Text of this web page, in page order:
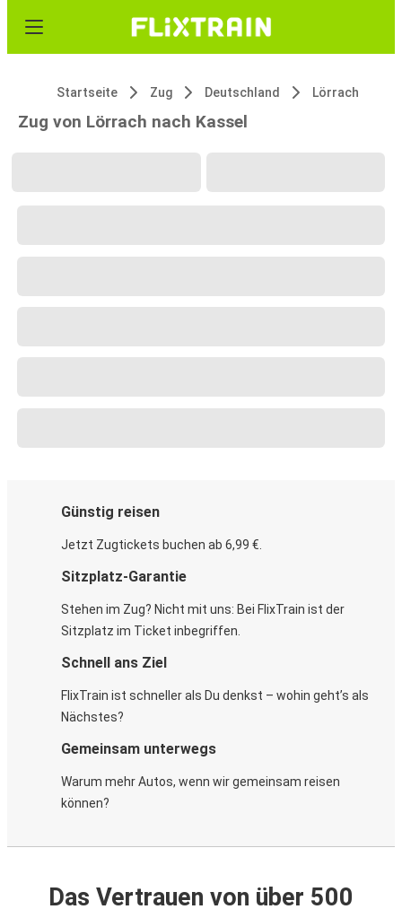
Startseite Zug Deutschland Lörrach
Zug von Lörrach nach Kassel
Günstig reisen
Jetzt Zugtickets buchen ab 6,99 €.
Sitzplatz-Garantie
Stehen im Zug? Nicht mit uns: Bei FlixTrain ist der
Sitzplatz im Ticket inbegriffen.
Schnell ans Ziel
FlixTrain ist schneller als Du denkst – wohin geht’s als
Nächstes?
Gemeinsam unterwegs
Warum mehr Autos, wenn wir gemeinsam reisen
können?
Das Vertrauen von über 500